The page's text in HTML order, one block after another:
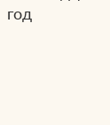
год